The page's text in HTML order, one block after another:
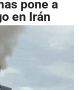
pone a
en Irán